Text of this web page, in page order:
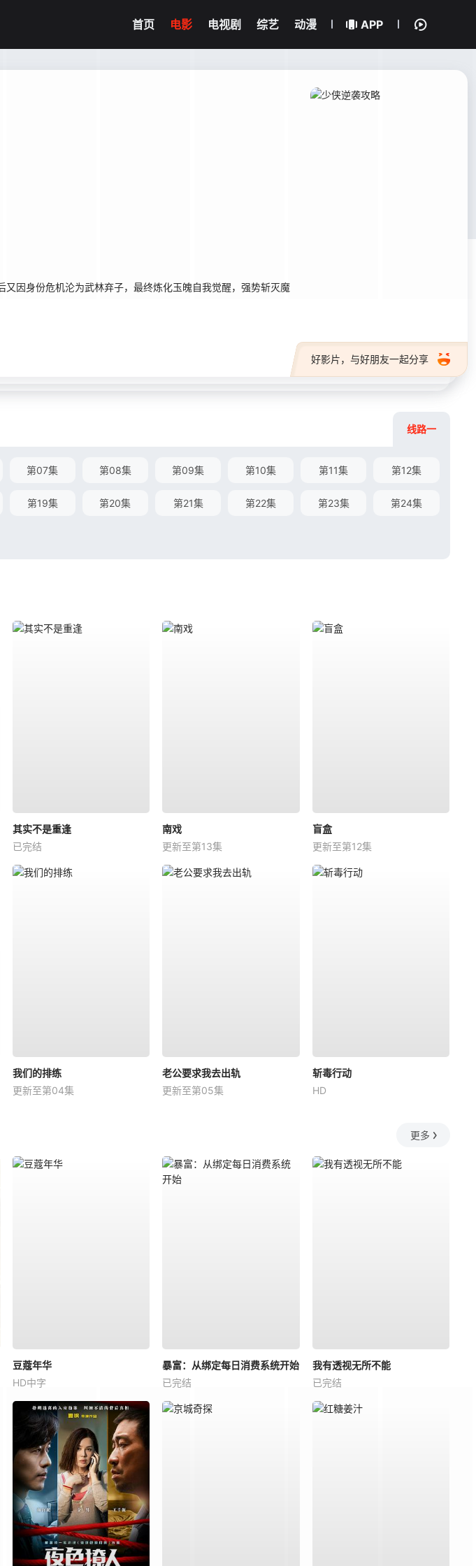
首页 电影 电视剧 综艺 动漫 APP
因身份危机沦为武林弃子，最终炼化玉魄自我觉醒，强势斩灭魔
好影片，与好朋友一起分享
线路一
第07集 第08集 第09集 第10集 第11集 第12集
第19集 第20集 第21集 第22集 第23集 第24集
其实不是重逢
已完结
南戏
更新至第13集
盲盒
更新至第12集
我们的排练
更新至第04集
老公要求我去出轨
更新至第05集
斩毒行动
HD
更多
豆蔻年华
HD中字
暴富：从绑定每日消费系统开始
已完结
我有透视无所不能
已完结